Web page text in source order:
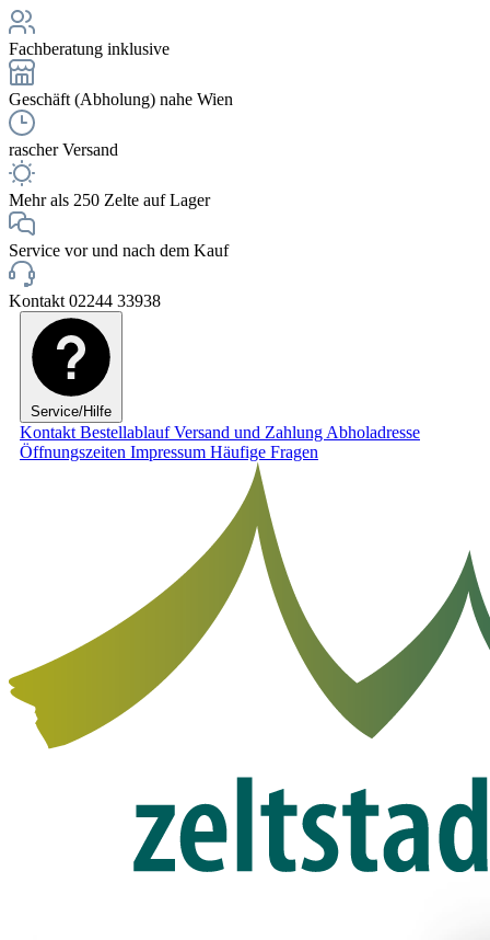
Fachberatung inklusive
Geschäft (Abholung) nahe Wien
rascher Versand
Mehr als 250 Zelte auf Lager
Service vor und nach dem Kauf
Kontakt 02244 33938
Service/Hilfe
Kontakt BestellablaufVersand und Zahlung Abholadresse
Öffnungszeiten Impressum Häufige Fragen